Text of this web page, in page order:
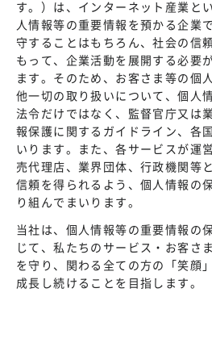
株式・格付情報
株主総会
IRカレンダー
よくあるご質問
働く環境を知る
仕事を知る
会社を知る
人を知る
地域採用
障がい者採用
キャリア/アルバイト採用
新卒採用
す。）は、インターネット産業と
人情報等の重要情報を預かる企業
守することはもちろん、社会の信
もって、企業活動を展開する必要
ます。そのため、お客さま等の個
他一切の取り扱いについて、個人
法令だけではなく、監督官庁又は
報保護に関するガイドライン、各
いります。また、各サービスが運
売代理店、業界団体、行政機関等
信頼を得られるよう、個人情報の
り組んでまいります。
当社は、個人情報等の重要情報の
じて、私たちのサービス・お客さ
を守り、関わる全ての方の「笑顔
成長し続けることを目指します。